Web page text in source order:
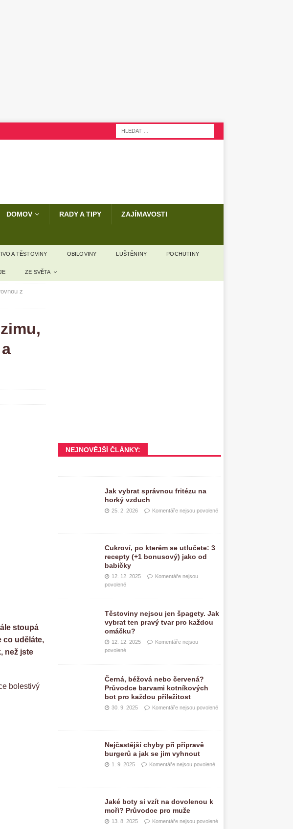
DOMOV RADY A TIPY ZAJÍMAVOSTI
A TĚSTOVINY OBILOVINY LUŠTĚNINY POCHUTINY
ZE SVĚTA
z
stoupá
co uděláte,
než jste
bolestivý
NEJNOVĚJŠÍ ČLÁNKY:
Jak vybrat správnou fritézu na
horký vzduch
25. 2. 2026 Komentáře nejsou povolené
Cukroví, po kterém se utlučete: 3
recepty (+1 bonusový) jako od
babičky
12. 12. 2025
Komentáře nejsou
povolené
Těstoviny nejsou jen špagety. Jak
vybrat ten pravý tvar pro každou
omáčku?
12. 12. 2025
Komentáře nejsou
povolené
Černá, béžová nebo červená?
Průvodce barvami kotníkových
bot pro každou příležitost
30. 9. 2025 Komentáře nejsou povolené
Nejčastější chyby při přípravě
burgerů a jak se jim vyhnout
1. 9. 2025 Komentáře nejsou povolené
Jaké boty si vzít na dovolenou k
moři? Průvodce pro muže
13. 8. 2025 Komentáře nejsou povolené